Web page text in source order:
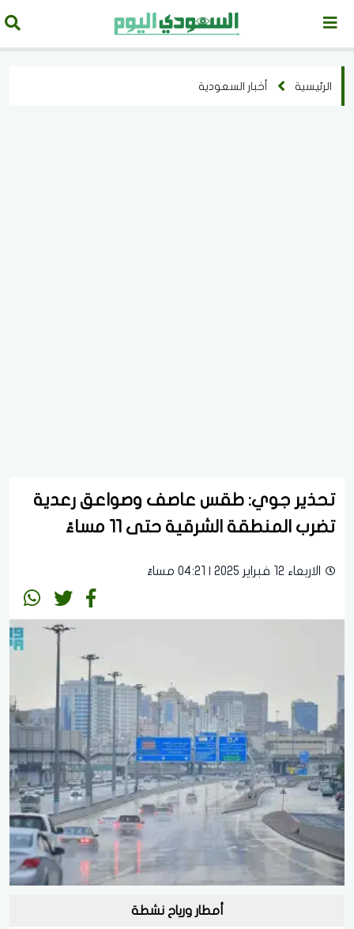
الرئيسية أخبار السعودية
تحذير جوي: طقس عاصف وصواعق رعدية
تضرب المنطقة الشرقية حتى 11 مساءً
الاربعاء 12 فبراير 2025 | 04:21 مساءً
أمطار ورياح نشطة